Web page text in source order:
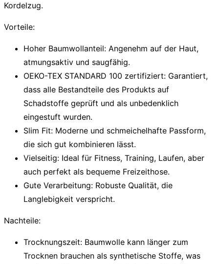
Kordelzug.
Vorteile:
Hoher Baumwollanteil: Angenehm auf der Haut,
atmungsaktiv und saugfähig.
OEKO-TEX STANDARD 100 zertifiziert: Garantiert,
dass alle Bestandteile des Produkts auf
Schadstoffe geprüft und als unbedenklich
eingestuft wurden.
Slim Fit: Moderne und schmeichelhafte Passform,
die sich gut kombinieren lässt.
Vielseitig: Ideal für Fitness, Training, Laufen, aber
auch perfekt als bequeme Freizeithose.
Gute Verarbeitung: Robuste Qualität, die
Langlebigkeit verspricht.
Nachteile:
Trocknungszeit: Baumwolle kann länger zum
Trocknen brauchen als synthetische Stoffe, was